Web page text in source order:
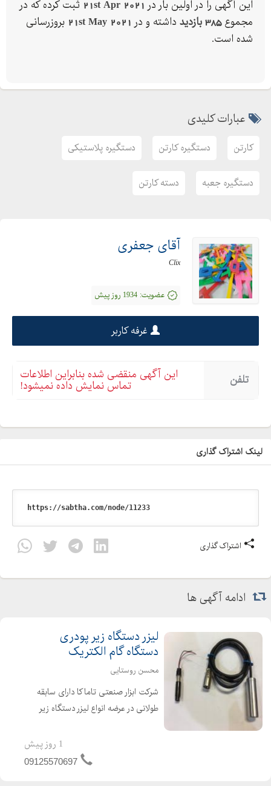
دستگیره
دسته پلاستیکی کارتن
ستجوهای مرتبط
کارتن
کارتن سازی
یراق آلات
این آگهی را در اولین بار در 21st Apr 2021 ثبت کرده که در
مجموع385 بازدید داشته و در 21st May 2021 بروزرسانی
شده است.
عبارات کلیدی
کارتن دستگیره کارتن دستگیره پلاستیکی
دستگیره جعبه دسته کارتن
آقای جعفری
Clix
عضویت: 1934 روز پیش
غرفه کاربر
تلفن این آگهی منقضی شده بنابراین اطلاعات
تماس نمایش داده نمیشود!
لینک اشتراک گذاری
اشتراک گذاری
ادامه آگهی ها
لیزر دستگاه زیر پودری
دستگاه گام الکتریک
محسن روستایی
شرکت ابزار صنعتی تاماکا دارای سابقه
طولانی در عرضه انواع لیزر دستگاه زیر
الکتریک ، راد الکتریک و اورین الکتریک
1 روز پیش
09125570697